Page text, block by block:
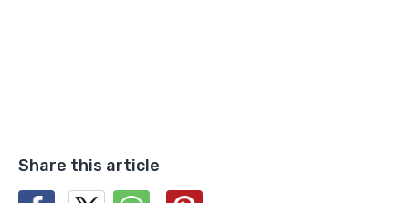
Share this article